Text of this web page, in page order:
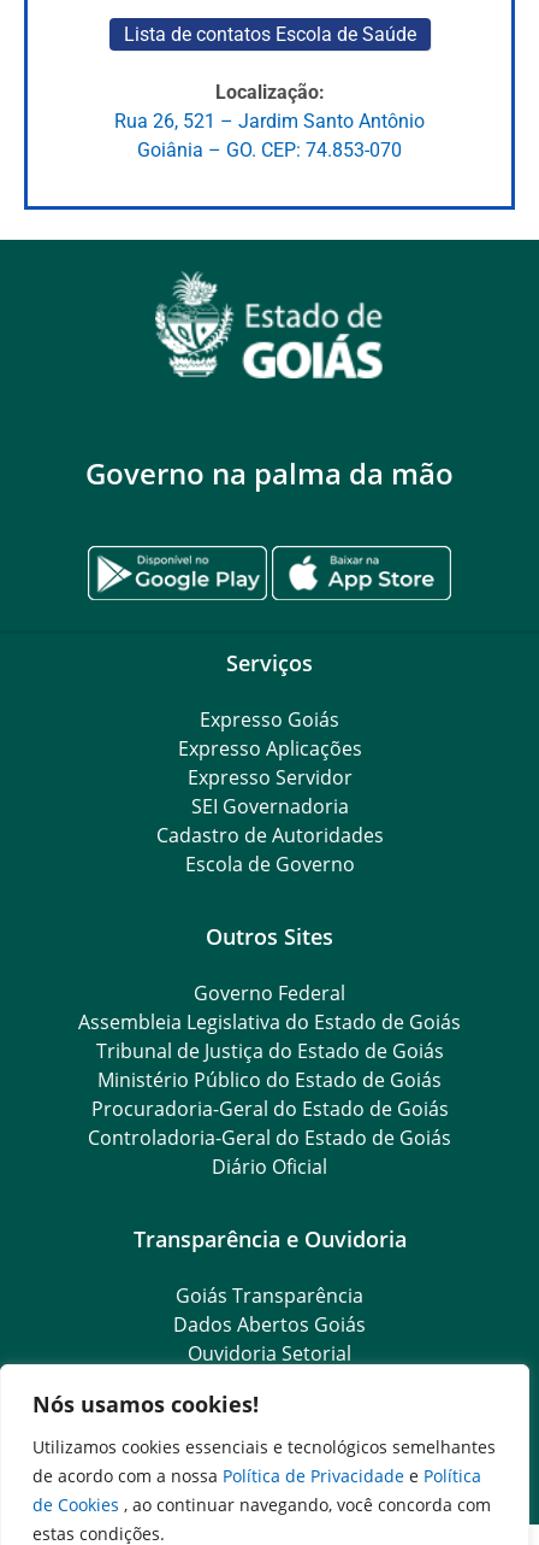
Nós usamos cookies!
Utilizamos cookies essenciais e tecnológicos semelhantes
de acordo com a nossa Política de Privacidade e Política
de Cookies , ao continuar navegando, você concorda com
estas condições.
Lista de contatos Escola de Saúde
Localização:
Rua 26, 521 – Jardim Santo Antônio
Goiânia – GO. CEP: 74.853-070
Governo na palma da mão
Serviços
Expresso Goiás
Expresso Aplicações
Expresso Servidor
SEI Governadoria
Cadastro de Autoridades
Escola de Governo
Outros Sites
Governo Federal
Assembleia Legislativa do Estado de Goiás
Tribunal de Justiça do Estado de Goiás
Ministério Público do Estado de Goiás
Procuradoria-Geral do Estado de Goiás
Controladoria-Geral do Estado de Goiás
Diário Oficial
Transparência e Ouvidoria
Goiás Transparência
Dados Abertos Goiás
Ouvidoria Setorial
SIC – Serviço de Informação ao Cidadão
e-SIC – Serviço Eletrônico de Informação ao Cidadão
Acesso às Informações das Organizações Sociais